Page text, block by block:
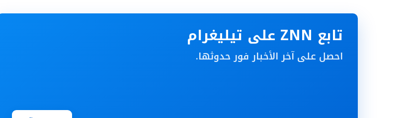
تابع ZNN على تيليغرام
احصل على آخر الأخبار فور حدوثها.